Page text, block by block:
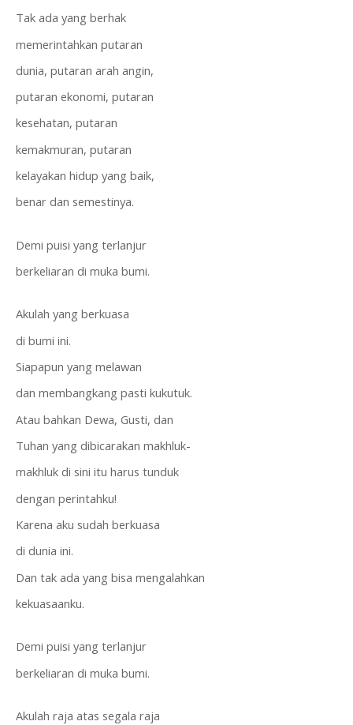
Tak ada yang berhak
memerintahkan putaran
dunia, putaran arah angin,
putaran ekonomi, putaran
kesehatan, putaran
kemakmuran, putaran
kelayakan hidup yang baik,
benar dan semestinya.
Demi puisi yang terlanjur
berkeliaran di muka bumi.
Akulah yang berkuasa
di bumi ini.
Siapapun yang melawan
dan membangkang pasti kukutuk.
Atau bahkan Dewa, Gusti, dan
Tuhan yang dibicarakan makhluk-
makhluk di sini itu harus tunduk
dengan perintahku!
Karena aku sudah berkuasa
di dunia ini.
Dan tak ada yang bisa mengalahkan
kekuasaanku.
Demi puisi yang terlanjur
berkeliaran di muka bumi.
Akulah raja atas segala raja